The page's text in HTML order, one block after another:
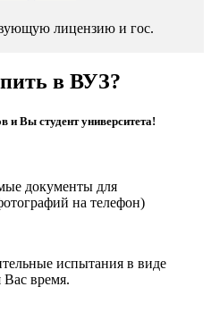
лицензию и гос.
в ВУЗ?
и Вы студент университета!
документы для
на телефон)
испытания в виде
Вас время.